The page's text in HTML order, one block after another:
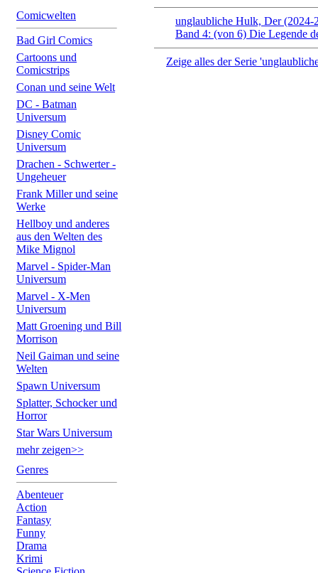
Comicwelten
Bad Girl Comics
Cartoons und
Comicstrips
Conan und seine Welt
DC - Batman
Universum
Disney Comic
Universum
Drachen - Schwerter -
Ungeheuer
Frank Miller und seine
Werke
Hellboy und anderes
aus den Welten des
Mike Mignol
Marvel - Spider-Man
Universum
Marvel - X-Men
Universum
Matt Groening und Bill
Morrison
Neil Gaiman und seine
Welten
Spawn Universum
Splatter, Schocker und
Horror
Star Wars Universum
mehr zeigen>>
Genres
Abenteuer
Action
Fantasy
Funny
Drama
Krimi
unglaubliche Hulk, Der (2024-
Band 4: (von 6) Die Legende
Zeige alles der Serie